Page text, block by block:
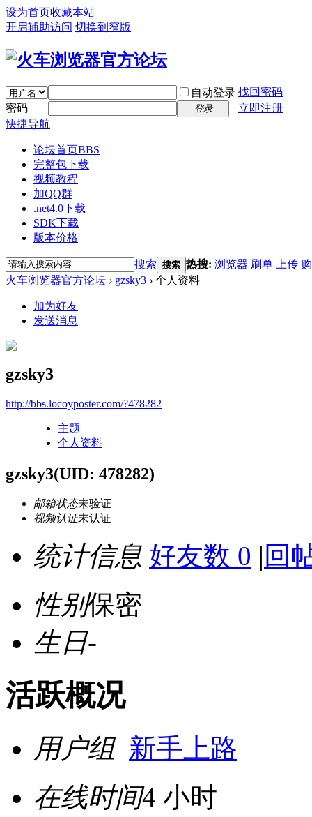
设为首页收藏本站
开启辅助访问 切换到窄版
自动登录 找回密码
密码
登录
立即注册
快捷导航
论坛首页BBS
完整包下载
视频教程
加QQ群
.net4.0下载
SDK下载
版本价格
搜索 搜索 热搜: 浏览器 刷单 上传
火车浏览器官方论坛 › gzsky3 › 个人资料
加为好友
发送消息
gzsky3
http://bbs.locoyposter.com/?478282
主题
个人资料
gzsky3(UID: 478282)
邮箱状态未验证
视频认证未认证
统计信息 好友数 0 | 回
性别保密
生日-
活跃概况
用户组 新手上路
在线时间4 小时